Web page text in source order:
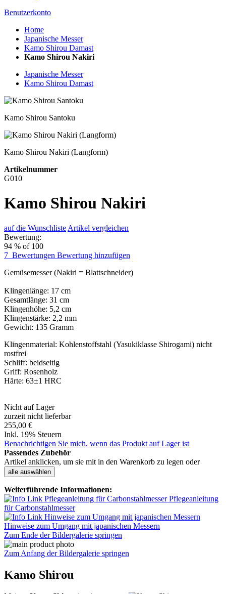
Benutzerkonto
Home
Japanische Messer
Kamo Shirou Damast
Kamo Shirou Nakiri
Japanische Messer
Kamo Shirou Damast
Kamo Shirou Santoku
Kamo Shirou Nakiri (Langform)
Artikelnummer
G010
Kamo Shirou Nakiri
auf die Wunschliste Artikel vergleichen
Bewertung:
94 % of 100
7 Bewertungen Bewertung hinzufügen
Gemüsemesser (Nakiri = Blattschneider)
Klingenlänge: 17 cm
Gesamtlänge: 31 cm
Klingenhöhe: 5,2 cm
Klingenstärke: 2,2 mm
Gewicht: 135 Gramm
Klingenmaterial: Kohlenstoffstahl (Yasukiklasse Shirogami) nicht
rostfrei
Schliff: beidseitig
Griff: Rosenholz
Härte: 63±1 HRC
Nicht auf Lager
zurzeit nicht lieferbar
255,00 €
Inkl. 19% Steuern
Benachrichtigen Sie mich, wenn das Produkt auf Lager ist
Passendes Zubehör
Artikel anklicken, um sie mit in den Warenkorb zu legen oder
alle auswählen
Weiterführende Informationen:
Pflegeanleitung
für Carbonstahlmesser
Hinweise zum Umgang mit japanischen Messern
Zum Ende der Bildergalerie springen
Zum Anfang der Bildergalerie springen
Kamo Shirou